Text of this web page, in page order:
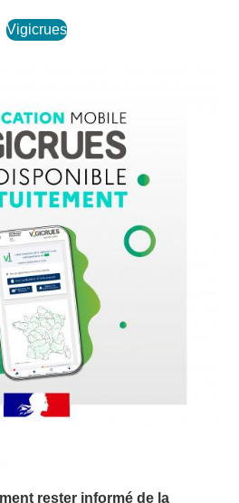
Vigicrues
rester informé de la